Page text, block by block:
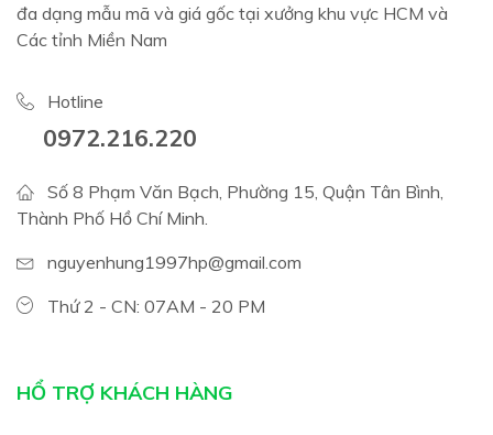
đa dạng mẫu mã và giá gốc tại xưởng khu vực HCM và
Các tỉnh Miền Nam
Hotline
0972.216.220
Số 8 Phạm Văn Bạch, Phường 15, Quận Tân Bình,
Thành Phố Hồ Chí Minh.
nguyenhung1997hp@gmail.com
Thứ 2 - CN: 07AM - 20 PM
HỔ TRỢ KHÁCH HÀNG